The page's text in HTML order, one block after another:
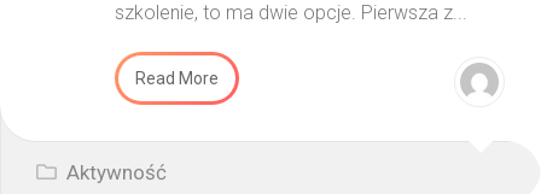
szkolenie, to ma dwie opcje. Pierwsza z...
Read More
Aktywność